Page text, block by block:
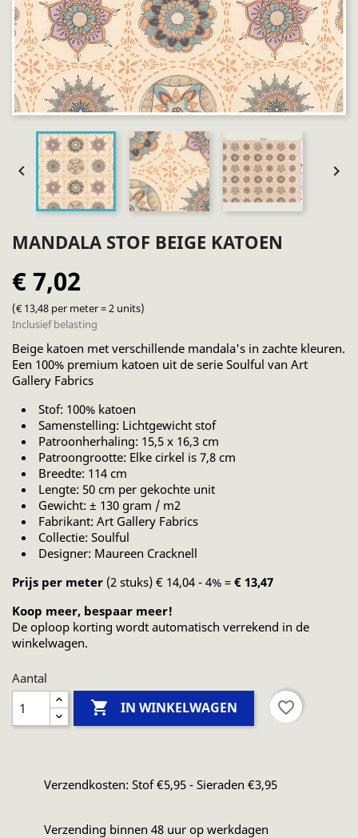
 
MANDALA STOF BEIGE KATOEN
€ 7,02
(€ 13,48 per meter = 2 units)
Inclusief belasting
Beige katoen met verschillende mandala's in zachte kleuren.
Een 100% premium katoen uit de serie Soulful van Art
Gallery Fabrics
Stof: 100% katoen
Samenstelling: Lichtgewicht stof
Patroonherhaling: 15,5 x 16,3 cm
Patroongrootte: Elke cirkel is 7,8 cm
Breedte: 114 cm
Lengte: 50 cm per gekochte unit
Gewicht: ± 130 gram / m2
Fabrikant: Art Gallery Fabrics
Collectie: Soulful
Designer: Maureen Cracknell
Prijs per meter (2 stuks) € 14,04 - 4% = € 13,47
Koop meer, bespaar meer!
De oploop korting wordt automatisch verrekend in de
winkelwagen.
Aantal
 IN WINKELWAGEN favorite_border
Verzendkosten: Stof €5,95 - Sieraden €3,95
Verzending binnen 48 uur op werkdagen